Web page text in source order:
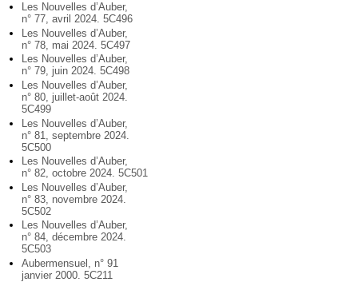
Les Nouvelles d’Auber,
n° 77, avril 2024. 5C496
Les Nouvelles d’Auber,
n° 78, mai 2024. 5C497
Les Nouvelles d’Auber,
n° 79, juin 2024. 5C498
Les Nouvelles d’Auber,
n° 80, juillet-août 2024.
5C499
Les Nouvelles d’Auber,
n° 81, septembre 2024.
5C500
Les Nouvelles d’Auber,
n° 82, octobre 2024. 5C501
Les Nouvelles d’Auber,
n° 83, novembre 2024.
5C502
Les Nouvelles d’Auber,
n° 84, décembre 2024.
5C503
Aubermensuel, n° 91
janvier 2000. 5C211